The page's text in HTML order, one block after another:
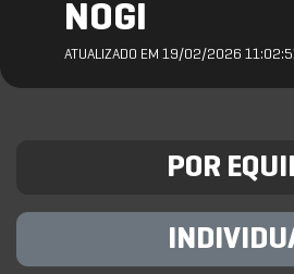
NOGI
ATUALIZADO EM 19/02/2026
POR